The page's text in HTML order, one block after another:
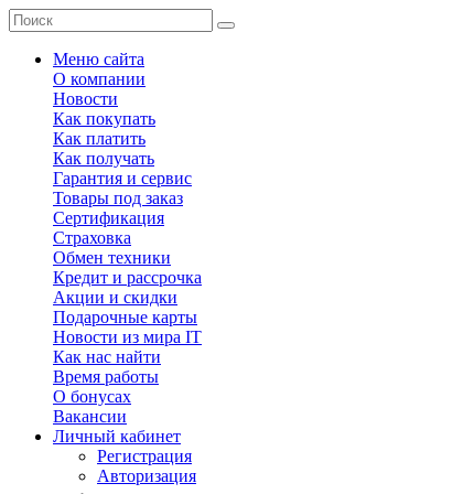
Меню сайта
О компании
Новости
Как покупать
Как платить
Как получать
Гарантия и сервис
Товары под заказ
Сертификация
Страховка
Обмен техники
Кредит и рассрочка
Акции и скидки
Подарочные карты
Новости из мира IT
Как нас найти
Время работы
О бонусах
Вакансии
Личный кабинет
Регистрация
Авторизация